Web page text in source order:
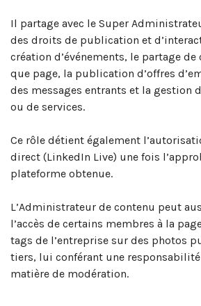
Il partage avec le Super
des droits de publication et
création d’événements, le partage
que page, la publication d’offres
des messages entrants et la gestion
ou de services.
Ce rôle détient également
direct (LinkedIn Live) une fois
plateforme obtenue.
L’Administrateur de contenu peut
l’accès de certains membres à la
tags de l’entreprise sur des photos
tiers, lui conférant une
matière de modération.